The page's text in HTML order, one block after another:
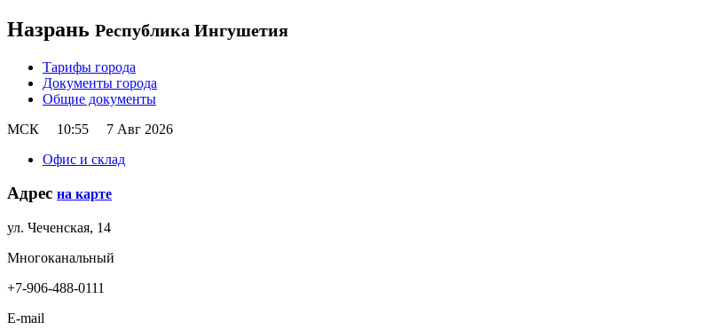
Назрань Республика Ингушетия
Тарифы города
Документы города
Общие документы
МСК
10:55
7 Авг 2026
Офис и склад
Адрес на карте
ул. Чеченская, 14
Многоканальный
+7-906-488-0111
E-mail